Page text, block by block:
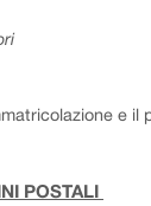
e il
POSTALI